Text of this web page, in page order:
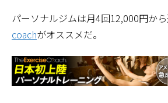
パーソナルジムは月4回12,000円か
coachがオススメだ。